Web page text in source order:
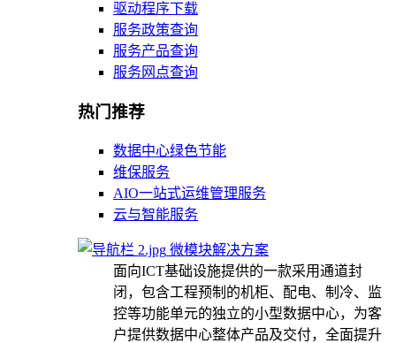
驱动程序下载
服务政策查询
服务产品查询
服务网点查询
热门推荐
数据中心绿色节能
维保服务
AIO一站式运维管理服务
云与智能服务
微模块解决方案
面向ICT基础设施提供的一款采用通道封
闭，包含工程预制的机柜、配电、制冷、监
控等功能单元的独立的小型数据中心，为客
户提供数据中心整体产品及交付，全面提升